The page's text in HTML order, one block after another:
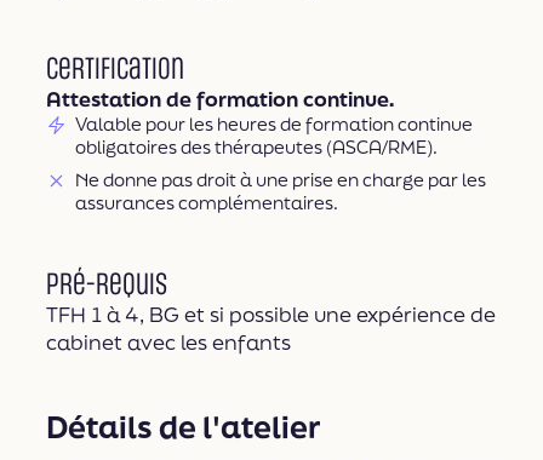
Certification
Attestation de formation continue.
Valable pour les heures de formation continue
obligatoires des thérapeutes (ASCA/RME).
Ne donne pas droit à une prise en charge par les
assurances complémentaires.
Pré-requis
TFH 1 à 4, BG et si possible une expérience de
cabinet avec les enfants
Détails de l'atelier